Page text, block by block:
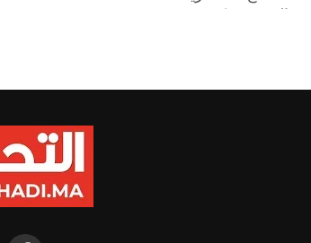
قبل دخول قانون المالية لسنة 2024 حيز التنفيذ، يمكنهم